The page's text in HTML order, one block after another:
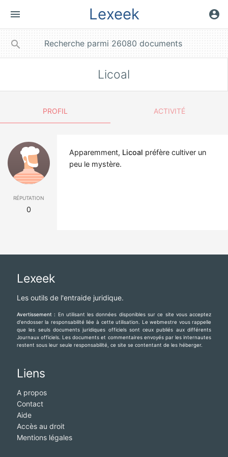
menu Lexeek account_circle
search
Licoal
PROFIL ACTIVITÉ
réputation
0
Apparemment, Licoal préfère cultiver un
peu le mystère.
Lexeek
Les outils de l'entraide juridique.
Avertissement : En utilisant les données disponibles sur ce site vous acceptez
d'endosser la responsabilité liée à cette utilisation. Le webmestre vous rappelle
que les seuls documents juridiques officiels sont ceux publiés aux différents
Journaux officiels. Les documents et commentaires envoyés par les internautes
restent sous leur seule responsabilité, ce site se contentant de les héberger.
Liens
A propos
Contact
Aide
Accès au droit
Mentions légales